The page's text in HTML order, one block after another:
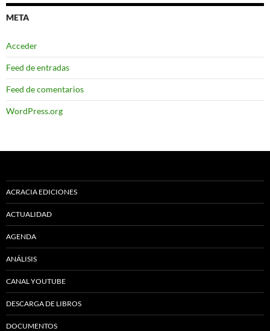
META
Acceder
Feed de entradas
Feed de comentarios
WordPress.org
ACRACIA EDICIONES
ACTUALIDAD
AGENDA
ANÁLISIS
CANAL YOUTUBE
DESCARGA DE LIBROS
DOCUMENTOS